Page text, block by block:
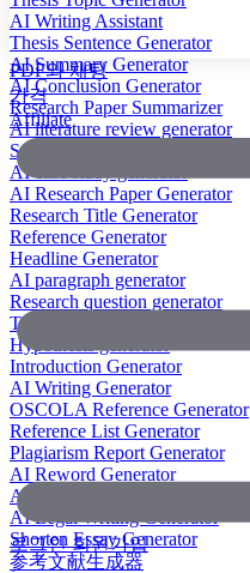
AI Writing Assistant
Thesis Sentence Generator
AI Summary Generator
AI Conclusion Generator
Research Paper Summarizer
AI literature review generator
Scientific Paper Summarizer
AI case study generator
AI Research Paper Generator
Research Title Generator
Reference Generator
Headline Generator
AI paragraph generator
Research question generator
Thesis paragraph generator
Hypothesis generator
Introduction Generator
AI Writing Generator
OSCOLA Reference Generator
Reference List Generator
Plagiarism Report Generator
AI Reword Generator
AI Bullet Point Generator
AI Legal Writing Generator
Shorten Essay Generator
参考文献生成器
PDF와 채팅
가격
Affiliate
로그인회원가입